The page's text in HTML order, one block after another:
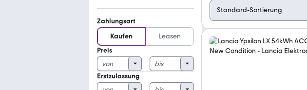
Zahlungsart
Kaufen
Leasen
Preis
Erstzulassung